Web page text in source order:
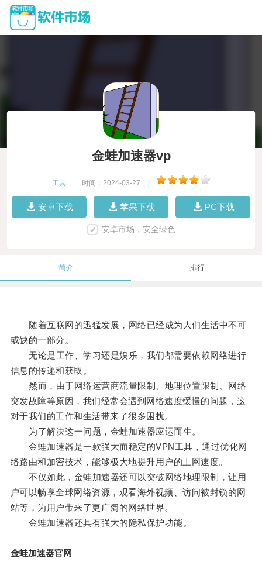
金蛙加速器vp
工具 时间：2024-03-27
安卓下载 苹果下载 PC下载
安卓市场，安全绿色
简介 排行
随着互联网的迅猛发展，网络已经成为人们生活中不可
或缺的一部分。
无论是工作、学习还是娱乐，我们都需要依赖网络进行
信息的传递和获取。
然而，由于网络运营商流量限制、地理位置限制、网络
突发故障等原因，我们经常会遇到网络速度缓慢的问题，这
对于我们的工作和生活带来了很多困扰。
为了解决这一问题，金蛙加速器应运而生。
金蛙加速器是一款强大而稳定的VPN工具，通过优化网
络路由和加密技术，能够极大地提升用户的上网速度。
不仅如此，金蛙加速器还可以突破网络地理限制，让用
户可以畅享全球网络资源，观看海外视频、访问被封锁的网
站等，为用户带来了更广阔的网络世界。
金蛙加速器还具有强大的隐私保护功能。
金蛙加速器官网